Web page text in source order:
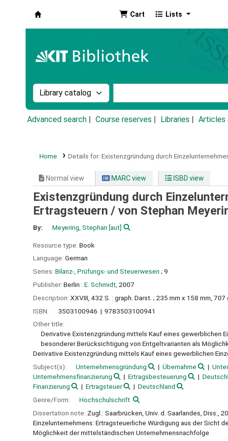
Cart Lists
Search the catalog by:
Advanced search Course reserves Libraries Articles
Home Details for: Existenzgründung durch
Normal view MARC view ISBD view
Existenzgründung durch
Ertragsteuern / von Stephan
By: Meyering, Stephan [aut]
Resource type: Book
Language: German
Series: Bilanz-, Prüfungs- und Steuerwesen ; 9
Publisher: Berlin : E. Schmidt, 2007
Description: XXVIII, 432 S. : graph. Darst. ; 235 mm x 158 mm, 707
ISBN:
3503100946
9783503100941
Other title:
Derivative Existenzgründung mittels Kauf eines gewerblichen
besonderer Berücksichtigung von Entgeltvarianten als
Derivative Existenzgründung mittels Kauf eines gewerblichen
Subject(s):
Unternehmensgründung Übernahme
Unternehmensfinanzierung
Ertragsbesteuerung
Finanzierung
Ertragsteuer
Deutschland
Genre/Form:
Hochschulschrift
Dissertation note: Zugl.: Saarbrücken, Univ. d. Saarlandes, Diss.,
Einzelunternehmens: Ertragsteuerliche Würdigung aus der Sicht
Möglichkeit der mittelständischen Unternehmensnachfolge